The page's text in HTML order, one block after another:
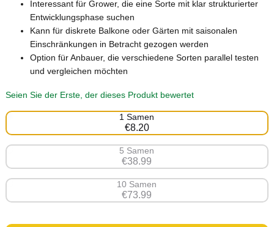
Interessant für Grower, die eine Sorte mit klar strukturierter
Entwicklungsphase suchen
Kann für diskrete Balkone oder Gärten mit saisonalen
Einschränkungen in Betracht gezogen werden
Option für Anbauer, die verschiedene Sorten parallel testen
und vergleichen möchten
Seien Sie der Erste, der dieses Produkt bewertet
1 Samen
€8.20
5 Samen
€38.99
10 Samen
€73.99